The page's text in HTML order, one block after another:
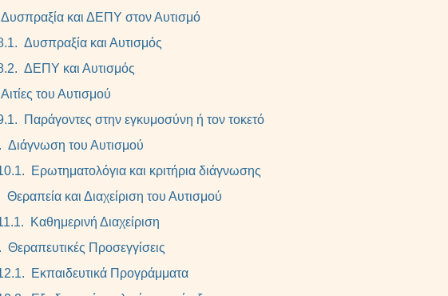
Δυσπραξία και ΔΕΠΥ στον Αυτισμό
Δυσπραξία και Αυτισμός
ΔΕΠΥ και Αυτισμός
Αιτίες του Αυτισμού
Παράγοντες στην εγκυμοσύνη ή τον τοκετό
Διάγνωση του Αυτισμού
Ερωτηματολόγια και κριτήρια διάγνωσης
Θεραπεία και Διαχείριση του Αυτισμού
Καθημερινή Διαχείριση
Θεραπευτικές Προσεγγίσεις
Εκπαιδευτικά Προγράμματα